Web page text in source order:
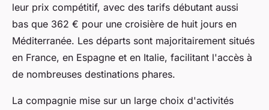
leur prix compétitif, avec des tarifs débutant aussi
bas que 362 € pour une croisière de huit jours en
Méditerranée. Les départs sont majoritairement situés
en France, en Espagne et en Italie, facilitant l'accès à
de nombreuses destinations phares.
La compagnie mise sur un large choix d'activités